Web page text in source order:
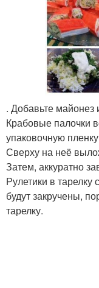
. Добавьте
Крабовые палочки
упаковочную
Сверху на неё
Затем, аккуратно
Рулетики в тарелку
будут закручены,
тарелку.